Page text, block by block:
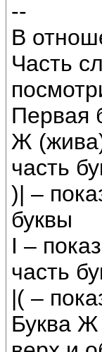
--
В
Часть
Первая
Ж
часть
)| –
буквы
I –
часть
|( –
Буква Ж